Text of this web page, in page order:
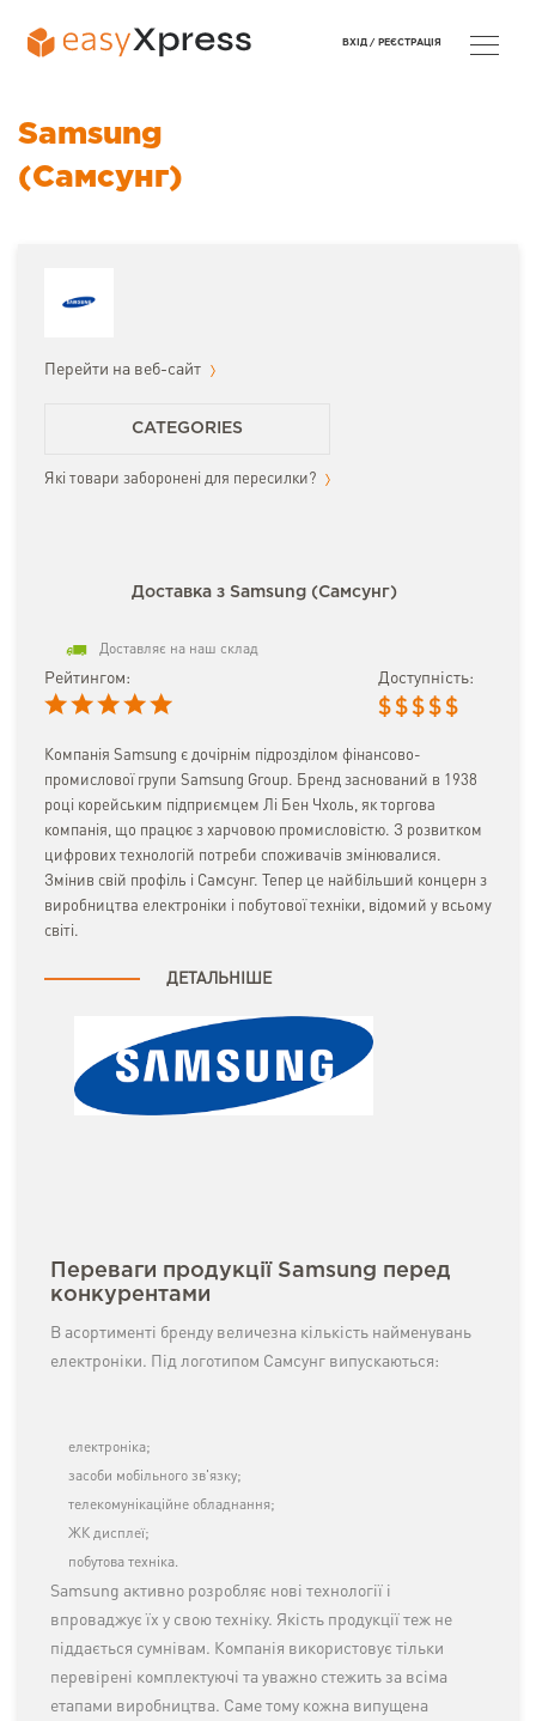
Samsung
(Самсунг)
Перейти на веб-сайт
CATEGORIES
Які товари заборонені для пересилки?
Доставка з Samsung (Самсунг)
Доставляє на наш склад
Рейтингом: Доступність:
$ $ $ $ $
Компанія Samsung є дочірнім підрозділом фінансово-
промислової групи Samsung Group. Бренд заснований в 1938
році корейським підприємцем Лі Бен Чхоль, як торгова
компанія, що працює з харчовою промисловістю. З розвитком
цифрових технологій потреби споживачів змінювалися.
Змінив свій профіль і Самсунг. Тепер це найбільший концерн з
виробництва електроніки і побутової техніки, відомий у всьому
світі.
ДЕТАЛЬНІШЕ
Переваги продукції Samsung перед
конкурентами
В асортименті бренду величезна кількість найменувань
електроніки. Під логотипом Самсунг випускаються:
електроніка;
засоби мобільного зв'язку;
телекомунікаційне обладнання;
ЖК дисплеї;
побутова техніка.
Samsung активно розробляє нові технології і
впроваджує їх у свою техніку. Якість продукції теж не
піддається сумнівам. Компанія використовує тільки
перевірені комплектуючі та уважно стежить за всіма
етапами виробництва. Саме тому кожна випущена
ВХІД / РЕЄСТРАЦІЯ